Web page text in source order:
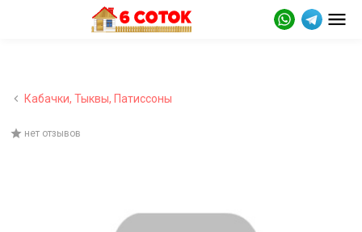
Кабачки, Тыквы, Патиссоны
нет отзывов